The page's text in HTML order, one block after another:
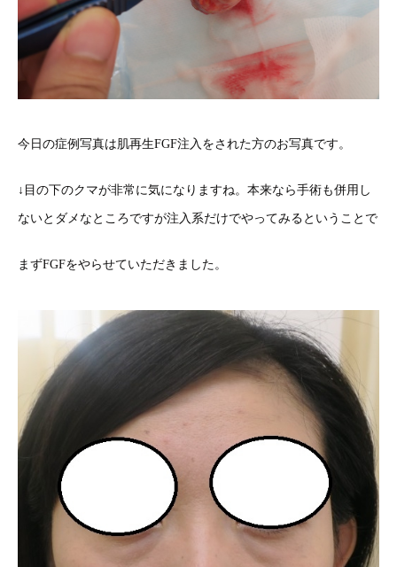
今日の症例写真は肌再生FGF注入をされた方のお写真です。
↓目の下のクマが非常に気になりますね。本来なら手術も併用し
ないとダメなところですが注入系だけでやってみるということで
まずFGFをやらせていただきました。